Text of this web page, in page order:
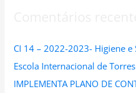
CI 14 – 2022-2023- Higiene
Escola Internacional de
IMPLEMENTA PLANO DE